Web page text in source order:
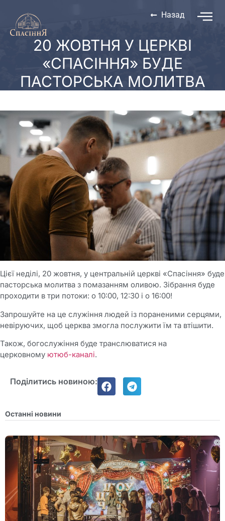
Назад
20 ЖОВТНЯ У ЦЕРКВІ
«СПАСІННЯ» БУДЕ
ПАСТОРСЬКА МОЛИТВА
Цієї неділі, 20 жовтня, у центральній церкві «Спасіння» буде
пасторська молитва з помазанням оливою. Зібрання буде
проходити в три потоки: о 10:00, 12:30 і о 16:00!
Запрошуйте на це служіння людей із пораненими серцями,
невіруючих, щоб церква змогла послужити їм та втішити.
Також, богослужіння буде транслюватися на
церковному ютюб-каналі.
Поділитись новиною:
Останні новини